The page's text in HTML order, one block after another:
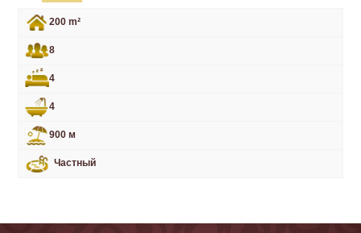
200 m²
8
4
4
900 м
Частный